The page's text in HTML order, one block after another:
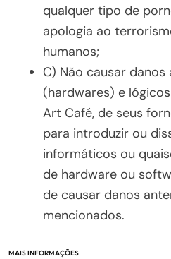
qualquer tipo de
apologia ao
humanos;
C) Não causar
(hardwares) e
Art Café, de seus
para introduzir ou
informáticos ou
de hardware ou
de causar danos
mencionados.
MAIS INFORMAÇÕES